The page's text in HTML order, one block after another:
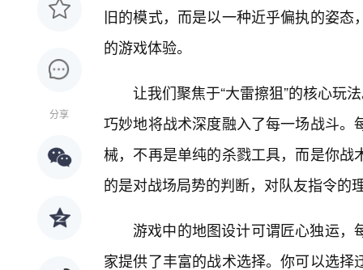
分享
旧的模式，而是以一种近乎偏执的姿
的游戏体验。
让我们聚焦于“大雷擦狙”的核心玩
巧妙地将战术深度融入了每一场战斗
械，不再是单纯的杀戮工具，而是你
的是对战场局势的判断，对队友指令的
游戏中的地图设计可谓匠心独运，
家提供了丰富的战术选择。你可以选